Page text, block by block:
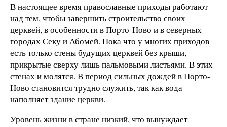
В настоящее время православные приходы работают
над тем, чтобы завершить строительство своих
церквей, в особенности в Порто-Ново и в северных
городах Секу и Абомей. Пока что у многих приходов
есть только стены будущих церквей без крыши,
прикрытые сверху лишь пальмовыми листьями. В этих
стенах и молятся. В период сильных дождей в Порто-
Ново становится трудно служить, так как вода
наполняет здание церкви.
Уровень жизни в стране низкий, что вынуждает